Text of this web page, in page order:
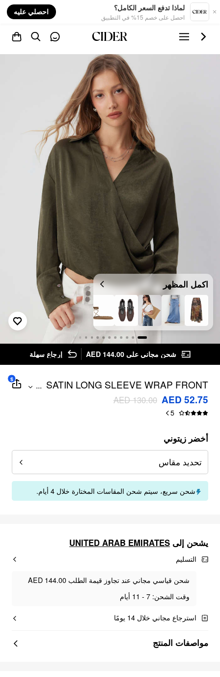
لماذا تدفع السعر الكامل؟
احصل على خصم 15% في التطبيق
احصلي عليه
اكمل المظهر
شحن مجاني على AED 144.00 إرجاع سهلة
SATIN LONG SLEEVE WRAP FRONT
BLOUSE
...
AED 52.75
AED 130.00
5
$
أخضر زيتوني
تحديد مقاس
شحن سريع، سيتم شحن المقاسات المختارة خلال 4 أيام.
يشحن إلى UNITED ARAB EMIRATES
التسليم
شحن قياسي مجاني عند تجاوز قيمة الطلب AED 144.00
وقت الشحن: 7 - 11 أيام
استرجاع مجاني خلال 14 يومًا
مواصفات المنتج